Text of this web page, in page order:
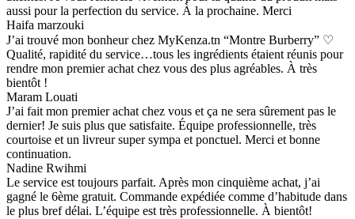
aussi pour la perfection du service. À la prochaine. Merci
Haifa marzouki
J’ai trouvé mon bonheur chez MyKenza.tn “Montre Burberry” ♡
Qualité, rapidité du service…tous les ingrédients étaient réunis pour
rendre mon premier achat chez vous des plus agréables. À très
bientôt !
Maram Louati
J’ai fait mon premier achat chez vous et ça ne sera sûrement pas le
dernier! Je suis plus que satisfaite. Équipe professionnelle, très
courtoise et un livreur super sympa et ponctuel. Merci et bonne
continuation.
Nadine Rwihmi
Le service est toujours parfait. Après mon cinquième achat, j’ai
gagné le 6ème gratuit. Commande expédiée comme d’habitude dans
le plus bref délai. L’équipe est très professionnelle. À bientôt!